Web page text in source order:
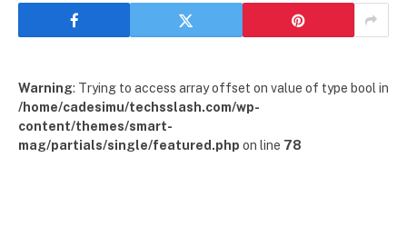
Warning: Trying to access array offset on value of type bool in
/home/cadesimu/techsslash.com/wp-
content/themes/smart-
mag/partials/single/featured.php on line 78